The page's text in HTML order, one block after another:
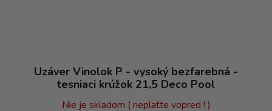
Uzáver Vinolok P - vysoký bezfarebná -
tesniaci krúžok 21,5 Deco Pool
Nie je skladom ( neplaťte vopred ! )